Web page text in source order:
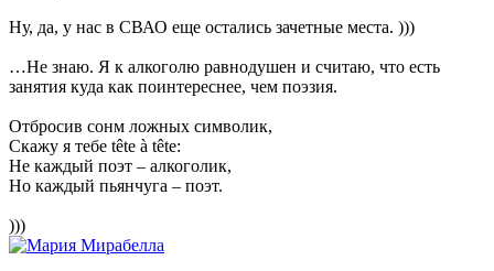
Ну, да, у нас в СВАО еще остались зачетные места. )))
…Не знаю. Я к алкоголю равнодушен и считаю, что есть
занятия куда как поинтереснее, чем поэзия.
Отбросив сонм ложных символик,
Скажу я тебе tête à tête:
Не каждый поэт – алкоголик,
Но каждый пьянчуга – поэт.
)))